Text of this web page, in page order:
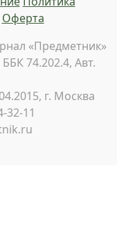
Оферта
«Предметник»
74.202.4, Авт.
г. Москва
32-11